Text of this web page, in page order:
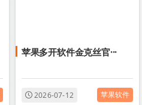
苹果多开软件金克丝官···
2026-07-12 苹果软件